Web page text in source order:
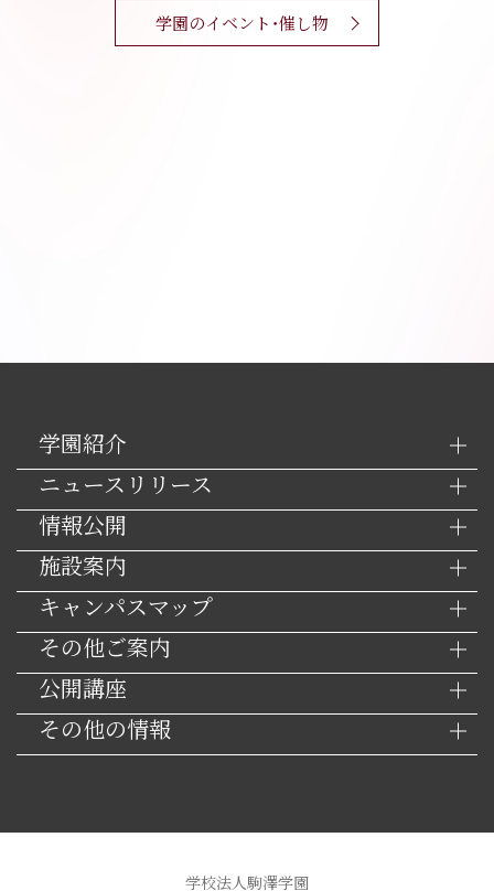
学園のイベント・催し物
学園紹介
ニュースリリース
情報公開
施設案内
キャンパスマップ
その他ご案内
公開講座
その他の情報
学校法人駒澤学園